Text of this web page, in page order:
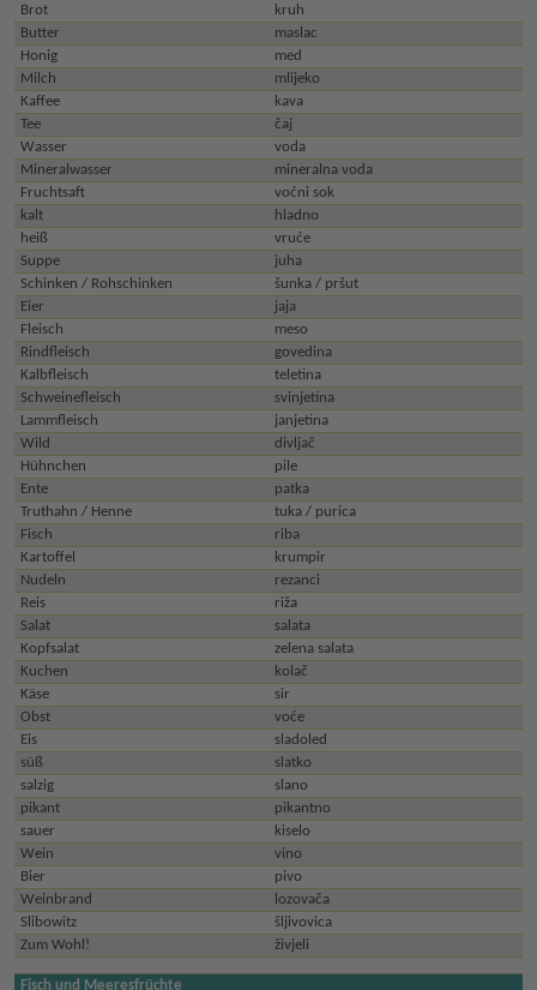
Brot
kruh
Butter
maslac
Honig
med
Milch
mlijeko
Kaffee
kava
Tee
čaj
Wasser
voda
Mineralwasser
mineralna voda
Fruchtsaft
voćni sok
kalt
hladno
heiß
vruće
Suppe
juha
Schinken / Rohschinken
šunka / pršut
Eier
jaja
Fleisch
meso
Rindfleisch
govedina
Kalbfleisch
teletina
Schweinefleisch
svinjetina
Lammfleisch
janjetina
Wild
divljač
Hühnchen
pile
Ente
patka
Truthahn / Henne
tuka / purica
Fisch
riba
Kartoffel
krumpir
Nudeln
rezanci
Reis
riža
Salat
salata
Kopfsalat
zelena salata
Kuchen
kolač
Käse
sir
Obst
voće
Eis
sladoled
süß
slatko
salzig
slano
pikant
pikantno
sauer
kiselo
Wein
vino
Bier
pivo
Weinbrand
lozovača
Slibowitz
šljivovica
Zum Wohl!
živjeli
Fisch und Meeresfrüchte